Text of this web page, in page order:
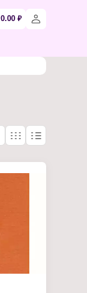
0.00 ₽